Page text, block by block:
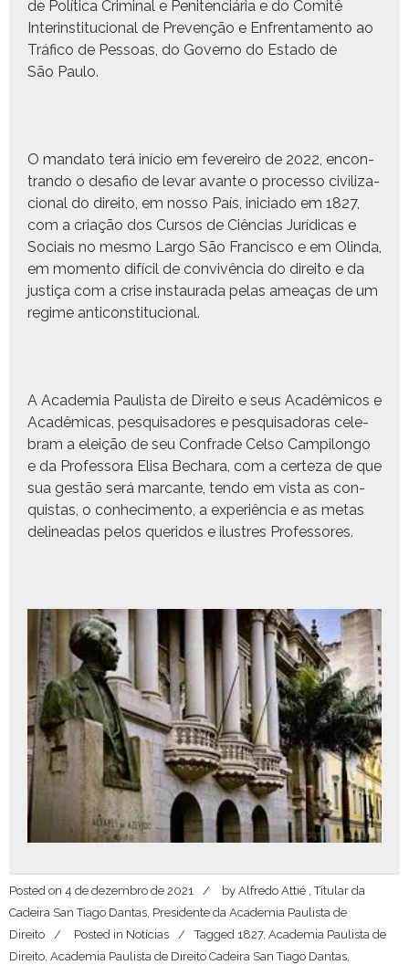
de Políti­ca Crim­i­nal e Pen­i­ten­ciária e do Comitê
Interin­sti­tu­cional de Pre­venção e Enfrenta­men­to ao
Trá­fi­co de Pes­soas, do Gov­er­no do Esta­do de
São Paulo.
O manda­to terá iní­cio em fevereiro de 2022, encon­
tran­do o desafio de levar avante o proces­so civ­i­liza­
cional do dire­ito, em nos­so País, ini­ci­a­do em 1827,
com a cri­ação dos Cur­sos de Ciên­cias Jurídi­cas e
Soci­ais no mes­mo Largo São Fran­cis­co e em Olin­da,
em momen­to difí­cil de con­vivên­cia do dire­ito e da
justiça com a crise instau­ra­da pelas ameaças de um
regime anticonstitucional.
A Acad­e­mia Paulista de Dire­ito e seus Acadêmi­cos e
Acadêmi­cas, pesquisadores e pesquisado­ras cel­e­
bram a eleição de seu Con­frade Cel­so Campi­lon­go
e da Pro­fes­so­ra Elisa Bechara, com a certeza de que
sua gestão será mar­cante, ten­do em vista as con­
quis­tas, o con­hec­i­men­to, a exper­iên­cia e as metas
delin­eadas pelos queri­dos e ilus­tres Professores.
Posted on 4 de dezembro de 2021 by Alfredo Attié , Titular da
Cadeira San Tiago Dantas, Presidente da Academia Paulista de
Direito
Posted in Notícias Tagged 1827, Academia Paulista de
Direito Academia Paulista de Direito Cadeira San Tiago Dantas